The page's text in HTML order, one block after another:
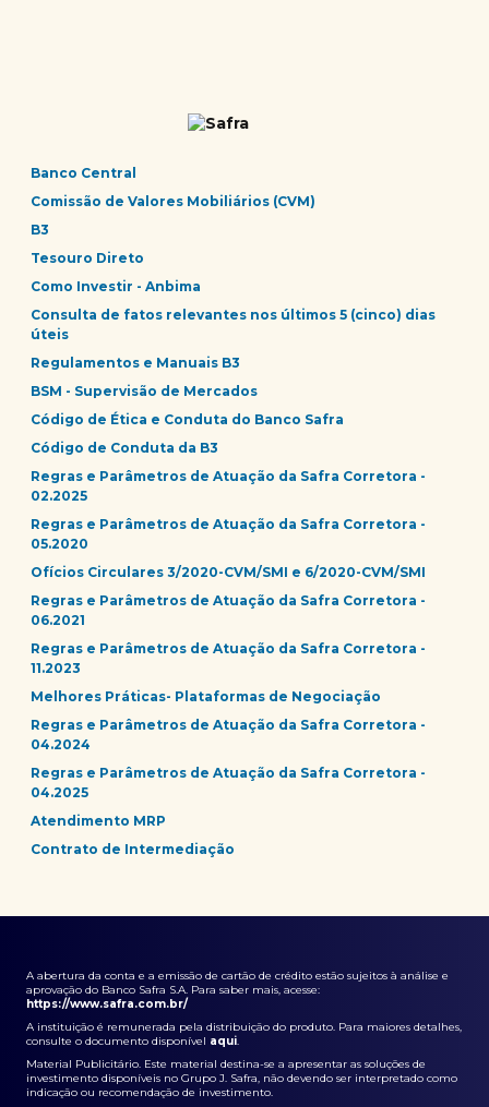
Banco Central
Comissão de Valores Mobiliários (CVM)
B3
Tesouro Direto
Como Investir - Anbima
Consulta de fatos relevantes nos últimos 5 (cinco) dias
úteis
Regulamentos e Manuais B3
BSM - Supervisão de Mercados
Código de Ética e Conduta do Banco Safra
Código de Conduta da B3
Regras e Parâmetros de Atuação da Safra Corretora -
02.2025
Regras e Parâmetros de Atuação da Safra Corretora -
05.2020
Ofícios Circulares 3/2020-CVM/SMI e 6/2020-CVM/SMI
Regras e Parâmetros de Atuação da Safra Corretora -
06.2021
Regras e Parâmetros de Atuação da Safra Corretora -
11.2023
Melhores Práticas- Plataformas de Negociação
Regras e Parâmetros de Atuação da Safra Corretora -
04.2024
Regras e Parâmetros de Atuação da Safra Corretora -
04.2025
Atendimento MRP
Contrato de Intermediação
A abertura da conta e a emissão de cartão de crédito estão sujeitos à análise e
aprovação do Banco Safra S.A. Para saber mais, acesse:
https://www.safra.com.br/
A instituição é remunerada pela distribuição do produto. Para maiores detalhes,
consulte o documento disponível aqui.
Material Publicitário. Este material destina-se a apresentar as soluções de
investimento disponíveis no Grupo J. Safra, não devendo ser interpretado como
indicação ou recomendação de investimento.